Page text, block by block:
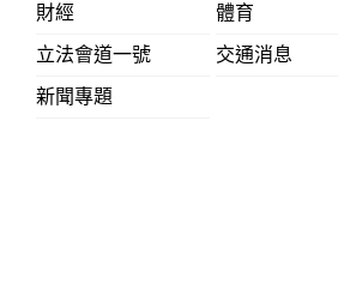
財經
體育
立法會道一號
交通消息
新聞專題